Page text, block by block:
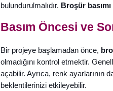
bulundurulmalıdır. Broşür basımı
Basım Öncesi ve
Bir projeye başlamadan önce,
olmadığını kontrol etmektir.
açabilir. Ayrıca, renk ayarlarının
beklentilerinizi etkileyebilir.